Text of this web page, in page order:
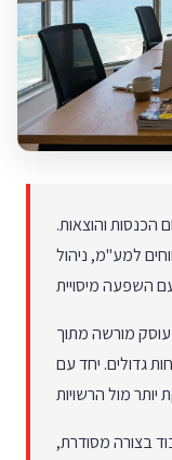
הכנסות והוצאות.
למע"מ, ניהול
מורשה מתוך
גדולים. יחד עם
בצורה מסודרת,